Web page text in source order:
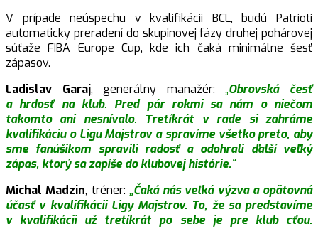
V prípade neúspechu v kvalifikácii BCL, budú Patrioti
automaticky preradení do skupinovej fázy druhej pohárovej
súťaže FIBA Europe Cup, kde ich čaká minimálne šesť
zápasov.
Ladislav Garaj, generálny manažér: „Obrovská česť
a hrdosť na klub. Pred pár rokmi sa nám o niečom
takomto ani nesnívalo. Tretíkrát v rade si zahráme
kvalifikáciu o Ligu Majstrov a spravíme všetko preto, aby
sme fanúšikom spravili radosť a odohrali ďalší veľký
zápas, ktorý sa zapíše do klubovej histórie.“
Michal Madzin, tréner: „Čaká nás veľká výzva a opätovná
účasť v kvalifikácii Ligy Majstrov. To, že sa predstavíme
v kvalifikácii už tretíkrát po sebe je pre klub cťou.